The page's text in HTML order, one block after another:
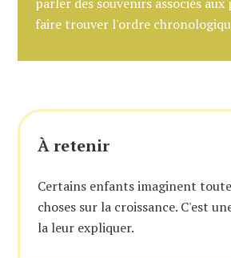
faire trouver l'ordre
À retenir
Certains enfants imaginent
choses sur la croissance. C'est
la leur expliquer.